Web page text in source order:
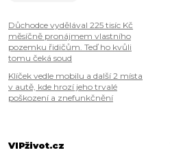
Důchodce vydělával 225 tisíc Kč
měsíčně pronájmem vlastního
pozemku řidičům. Teď ho kvůli
tomu čeká soud
Klíček vedle mobilu a další 2 místa
v autě, kde hrozí jeho trvalé
poškození a znefunkčnění
VIPživot.cz